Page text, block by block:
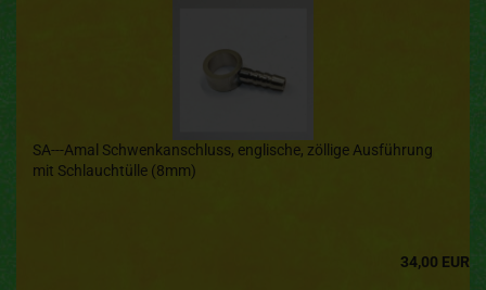
SA---Amal Schwenkanschluss, englische, zöllige Ausführung
mit Schlauchtülle (8mm)
34,00 EUR